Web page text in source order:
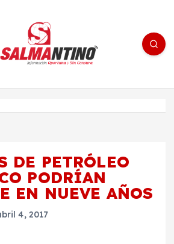
- medios/noticias/editorial
DE PETRÓLEO
PODRÍAN
EN NUEVE AÑOS
4, 2017